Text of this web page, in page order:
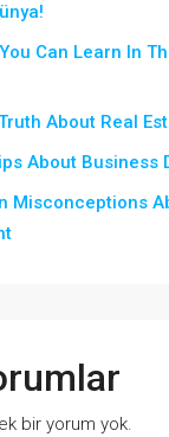
Can Learn In
About Real
About Business
Misconceptions
bir yorum yok.